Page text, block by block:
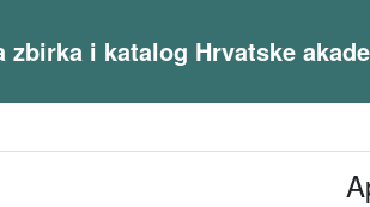
zbirka i katalog Hrvatske